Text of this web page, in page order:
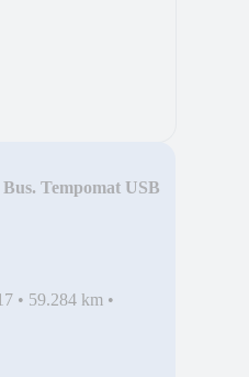
Tempomat USB
• 59.284 km •